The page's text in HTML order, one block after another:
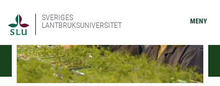
SVERIGES
LANTBRUKSUNIVERSITET
MENY